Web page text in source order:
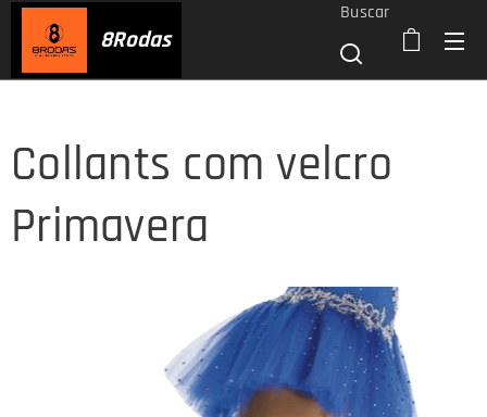
8Rodas
Buscar
Collants com velcro
Primavera